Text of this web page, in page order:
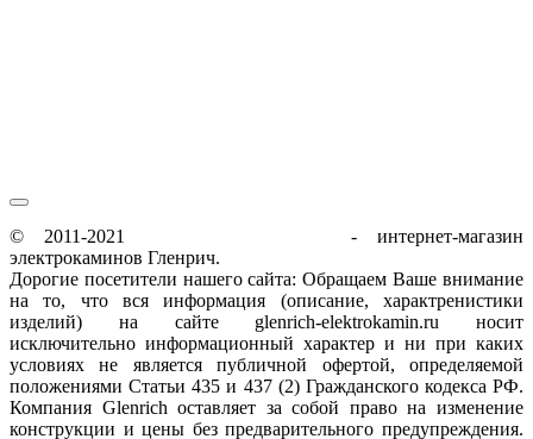
© 2011-2021
- интернет-магазин
электрокаминов Гленрич.
Дорогие посетители нашего сайта: Обращаем Ваше внимание
на то, что вся информация (описание, характренистики
изделий) на сайте glenrich-elektrokamin.ru носит
исключительно информационный характер и ни при каких
условиях не является публичной офертой, определяемой
положениями Статьи 435 и 437 (2) Гражданского кодекса РФ.
Компания Glenrich оставляет за собой право на изменение
конструкции и цены без предварительного предупреждения.